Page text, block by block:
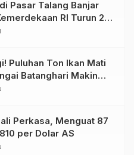
Pasar Talang Banjar
RI Turun 20
Puluhan Ton Ikan Mati
Batanghari Makin
Perkasa, Menguat 87
per Dolar AS